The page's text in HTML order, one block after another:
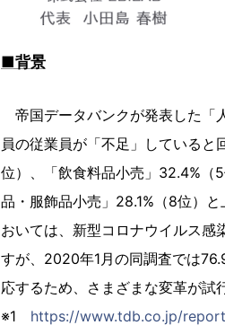
■背景
帝国データバンクが発表した「
員の従業員が「不足」していると
位）、「飲食料品小売」32.4%（
品・服飾品小売」28.1%（8位）
おいては、新型コロナウイルス感
すが、2020年1月の同調査では
応するため、さまざまな変革が試
※1 https://www.tdb.co.jp/